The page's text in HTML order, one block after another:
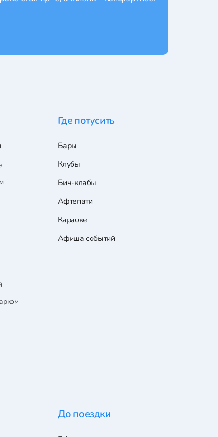
Где потусить
Бары
Клубы
Бич-клабы
Афтепати
Караоке
Афиша событий
До поездки